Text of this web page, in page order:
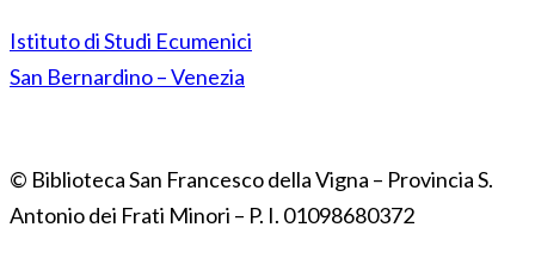
Istituto di Studi Ecumenici
San Bernardino – Venezia
© Biblioteca San Francesco della Vigna – Provincia S.
Antonio dei Frati Minori – P. I. 01098680372